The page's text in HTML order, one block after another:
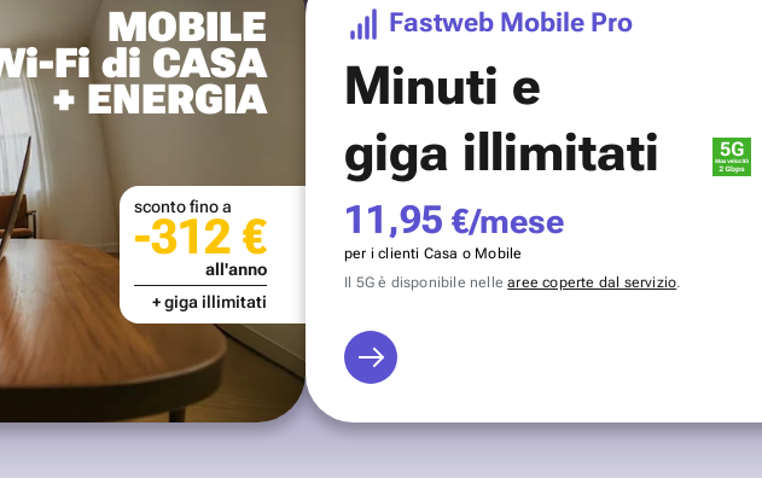
MOBILE
Fi di CASA
+ ENERGIA
sconto fino a
-312 €
all'anno
+ giga illimitati
Fastweb Mobile Pro
Minuti e
giga illimitati
11,95 €/mese
per i clienti Casa o Mobile
Il 5G è disponibile nellearee coperte dal servizio.